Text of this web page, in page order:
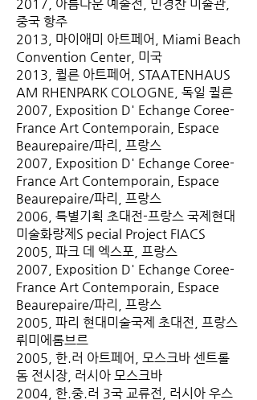
2017, 아름다운 예술전, 민경찬 미술관,
중국 항주
2013, 마이애미 아트페어, Miami Beach
Convention Center, 미국
2013, 퀼른 아트페어, STAATENHAUS
AM RHENPARK COLOGNE, 독일 퀼른
2007, Exposition D' Echange Coree-
France Art Contemporain, Espace
Beaurepaire/파리, 프랑스
2007, Exposition D' Echange Coree-
France Art Contemporain, Espace
Beaurepaire/파리, 프랑스
2006, 특별기획 초대전-프랑스 국제현대
미술화랑제S pecial Project FIACS
2005, 파크 데 엑스포, 프랑스
2007, Exposition D' Echange Coree-
France Art Contemporain, Espace
Beaurepaire/파리, 프랑스
2005, 파리 현대미술국제 초대전, 프랑스
뤼미에롬브르
2005, 한.러 아트페어, 모스크바 센트롤
돔 전시장, 러시아 모스크바
2004, 한.중.러 3국 교류전, 러시아 우스